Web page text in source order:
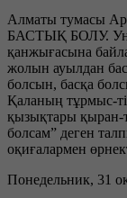
Алматы тумасы
БАСТЫҚ БОЛУ.
қанжығасына
жолын ауылдан
болсын, басқа
Қаланың тұрмыс-
қызықтары қыран-
болсам” деген
оқиғалармен
Понедельник, 31